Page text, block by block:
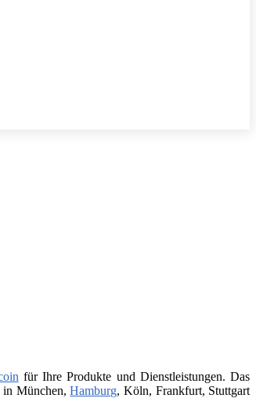
für Ihre Produkte und Dienstleistungen. Das
in München,Hamburg, Köln, Frankfurt, Stuttgart